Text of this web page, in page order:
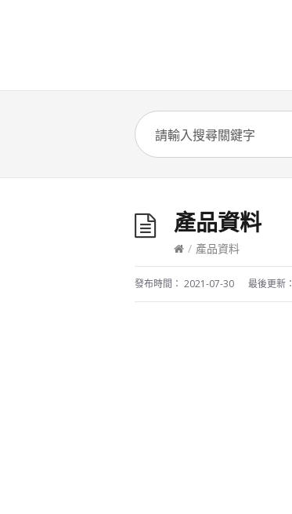
產品資料
/ 產品資料
發布時間： 2021-07-30 最後更新：